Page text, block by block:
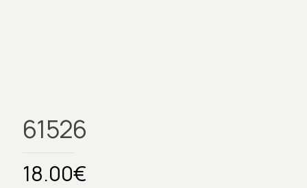
61526
18.00€